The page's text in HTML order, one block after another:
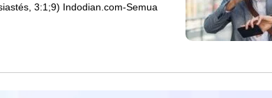
3:1;9) Indodian.com-Semua